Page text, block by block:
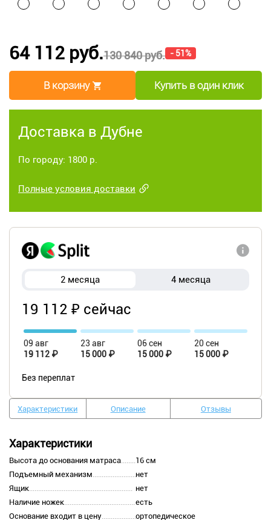
130 840 руб. - 51%
64 112 руб.
В корзину Купить в один клик
Доставка в Дубне
По городу: 1800 р.
Полные условия доставки
2 месяца 4 месяца
19 112 ₽ сейчас
09 авг
19 112 ₽
23 авг
15 000 ₽
06 сен
15 000 ₽
20 сен
15 000 ₽
Без переплат
Характеристики Описание Отзывы
Характеристики
Высота до основания матраса
16 см
Подъемный механизм
нет
Ящик
нет
Наличие ножек
есть
Основание входит в цену
ортопедическое